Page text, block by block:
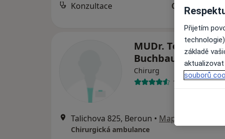
Konzultace Cena nebyla
MUDr. Tomáš
Buchbauer
Chirurg
17 názorů
Talichova 825, Beroun • Mapa
Chirurgická ambulance
Přijetím
základě
souborů